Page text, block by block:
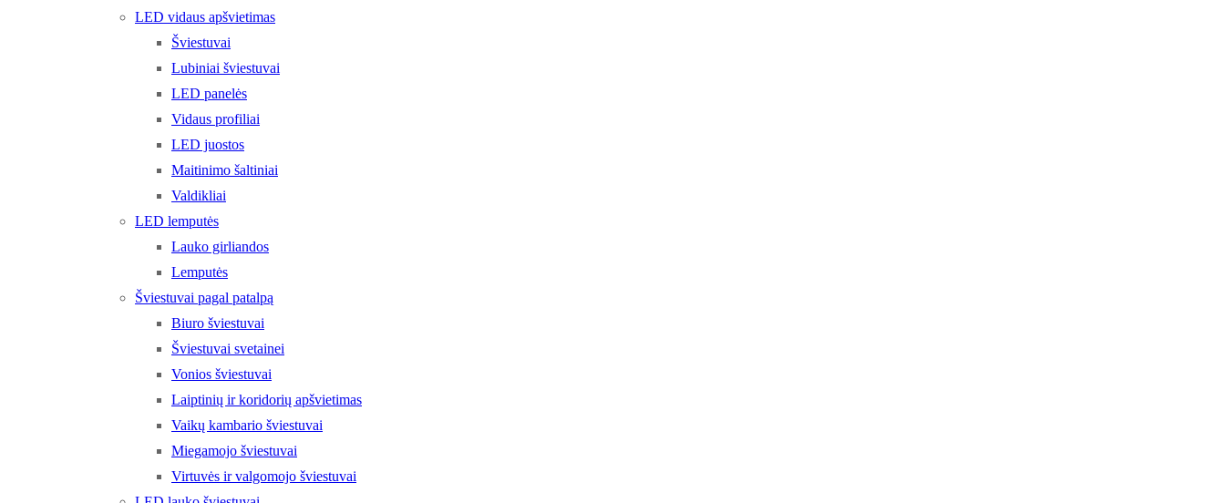
LED vidaus apšvietimas
Šviestuvai
Lubiniai šviestuvai
LED panelės
Vidaus profiliai
LED juostos
Maitinimo šaltiniai
Valdikliai
LED lemputės
Lauko girliandos
Lemputės
Šviestuvai pagal patalpą
Biuro šviestuvai
Šviestuvai svetainei
Vonios šviestuvai
Laiptinių ir koridorių apšvietimas
Vaikų kambario šviestuvai
Miegamojo šviestuvai
Virtuvės ir valgomojo šviestuvai